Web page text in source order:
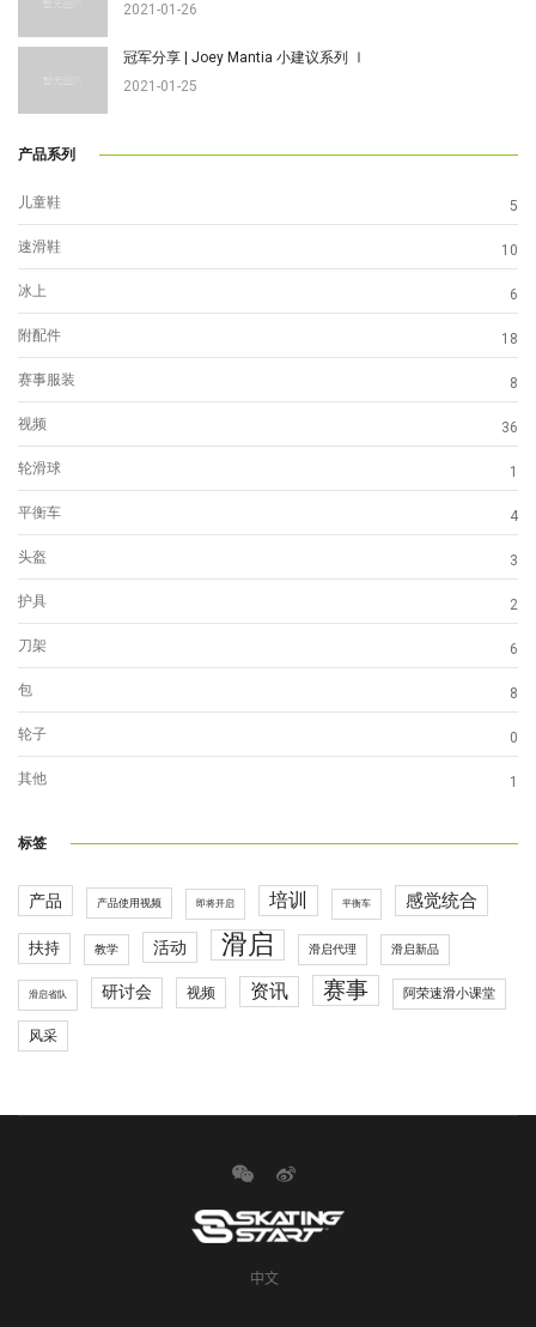
2021-01-26
冠军分享 | Joey Mantia 小建议系列 Ⅰ
2021-01-25
产品系列
儿童鞋 5
速滑鞋 10
冰上 6
附配件 18
赛事服装 8
视频 36
轮滑球 1
平衡车 4
头盔 3
护具 2
刀架 6
包 8
轮子 0
其他 1
标签
产品 产品使用视频 即将开启 培训 平衡车 感觉统合
扶持 教学 活动 滑启 滑启代理 滑启新品
滑启省队 研讨会 视频 资讯 赛事 阿荣速滑小课堂
风采
中文